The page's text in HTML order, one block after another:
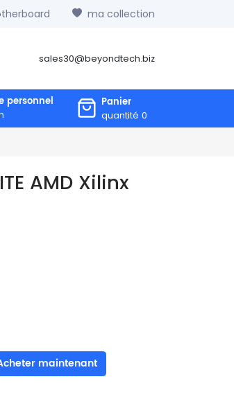
ma collection
sales30@beyondtech.biz
personnel Panier
quantité 0
AMD Xilinx
maintenant